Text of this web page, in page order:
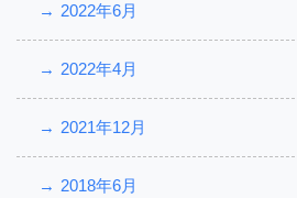
2022年6月
2022年4月
2021年12月
2018年6月